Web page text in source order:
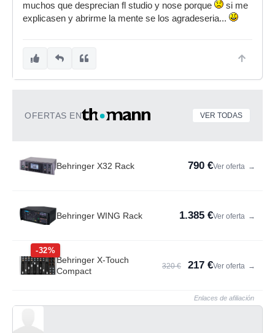
muchos que desprecian fl studio y nose porque
si me
explicasen y abrirme la mente se los agradeseria...
OFERTAS EN VER TODAS
Behringer X32 Rack 790 €Ver oferta →
Behringer WING Rack 1.385 €Ver oferta →
-32%
Behringer X-Touch
Compact
320 € 217 €Ver oferta →
Enlaces de afiliación